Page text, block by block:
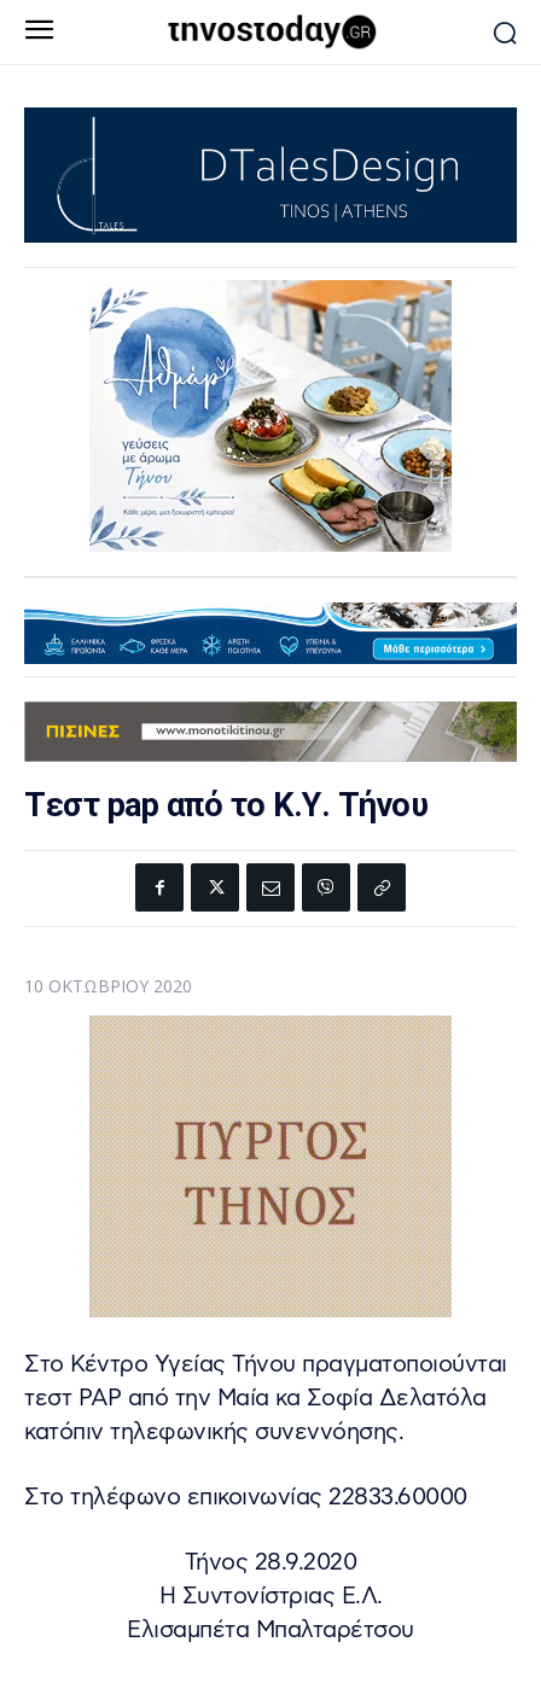
Tεστ pap από το Κ.Υ. Τήνου
10 ΟΚΤΩΒΡΊΟΥ 2020
Στο Κέντρο Υγείας Τήνου πραγματοποιούνται
τεστ PAP από την Μαία κα Σοφία Δελατόλα
κατόπιν τηλεφωνικής συνεννόησης.
Στο τηλέφωνο επικοινωνίας 22833.60000
Τήνος 28.9.2020
Η Συντονίστριας Ε.Λ.
Ελισαμπέτα Μπαλταρέτσου